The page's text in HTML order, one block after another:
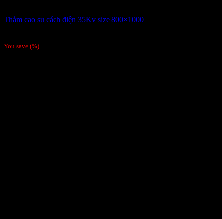
Thảm cao su cách điện 35Kv size 800×1000
You save (%)